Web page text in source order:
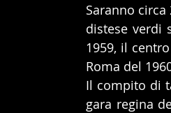
Saranno
distese verdi
1959, il
Roma del
Il compito di
gara regina